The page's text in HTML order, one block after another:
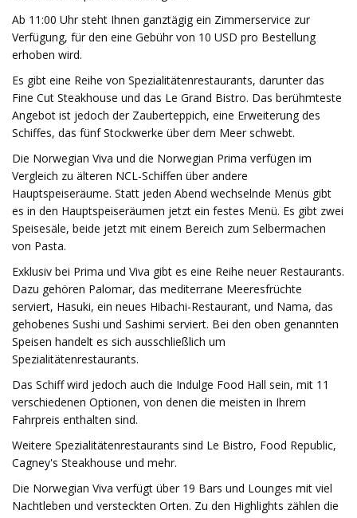
Ab 11:00 Uhr steht Ihnen ganztägig ein Zimmerservice zur
Verfügung, für den eine Gebühr von 10 USD pro Bestellung
erhoben wird.
Es gibt eine Reihe von Spezialitätenrestaurants, darunter das
Fine Cut Steakhouse und das Le Grand Bistro. Das berühmteste
Angebot ist jedoch der Zauberteppich, eine Erweiterung des
Schiffes, das fünf Stockwerke über dem Meer schwebt.
Die Norwegian Viva und die Norwegian Prima verfügen im
Vergleich zu älteren NCL-Schiffen über andere
Hauptspeiseräume. Statt jeden Abend wechselnde Menüs gibt
es in den Hauptspeiseräumen jetzt ein festes Menü. Es gibt zwei
Speisesäle, beide jetzt mit einem Bereich zum Selbermachen
von Pasta.
Exklusiv bei Prima und Viva gibt es eine Reihe neuer Restaurants.
Dazu gehören Palomar, das mediterrane Meeresfrüchte
serviert, Hasuki, ein neues Hibachi-Restaurant, und Nama, das
gehobenes Sushi und Sashimi serviert. Bei den oben genannten
Speisen handelt es sich ausschließlich um
Spezialitätenrestaurants.
Das Schiff wird jedoch auch die Indulge Food Hall sein, mit 11
verschiedenen Optionen, von denen die meisten in Ihrem
Fahrpreis enthalten sind.
Weitere Spezialitätenrestaurants sind Le Bistro, Food Republic,
Cagney's Steakhouse und mehr.
Die Norwegian Viva verfügt über 19 Bars und Lounges mit viel
Nachtleben und versteckten Orten. Zu den Highlights zählen die